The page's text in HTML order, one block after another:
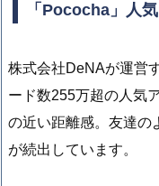
「Pococha」人
株式会社DeNAが運営
ード数255万超の人気
の近い距離感。友達の
が続出しています。